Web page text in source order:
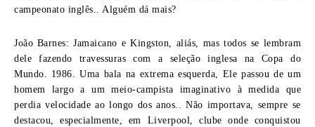
campeonato inglês.. Alguém dá mais?
João Barnes: Jamaicano e Kingston, aliás, mas todos se lembram
dele fazendo travessuras com a seleção inglesa na Copa do
Mundo. 1986. Uma bala na extrema esquerda, Ele passou de um
homem largo a um meio-campista imaginativo à medida que
perdia velocidade ao longo dos anos.. Não importava, sempre se
destacou, especialmente, em Liverpool, clube onde conquistou